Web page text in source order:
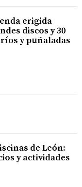
erigida
discos y 30
y puñaladas
de León:
y actividades